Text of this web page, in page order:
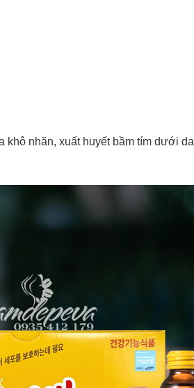
khô nhăn, xuất huyết bầm tím dưới da